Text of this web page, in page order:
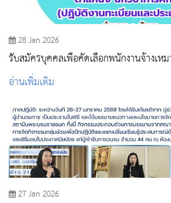
28 Jan 2026
รับสมัครบุคคลเพื่อคัดเลือกพนักงานจ้างเหมาบริการ
วิชาการศึกษา (ปฏิบัติงานทะเบียนและประม
อ่านเพิ่มเติม
27 Jan 2026